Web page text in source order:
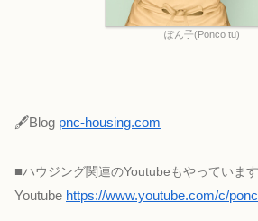
ぽん子(Ponco tu)
🖋Blog pnc-housing.com
■ハウジング関連のYoutubeもやっています
Youtube https://www.youtube.com/c/